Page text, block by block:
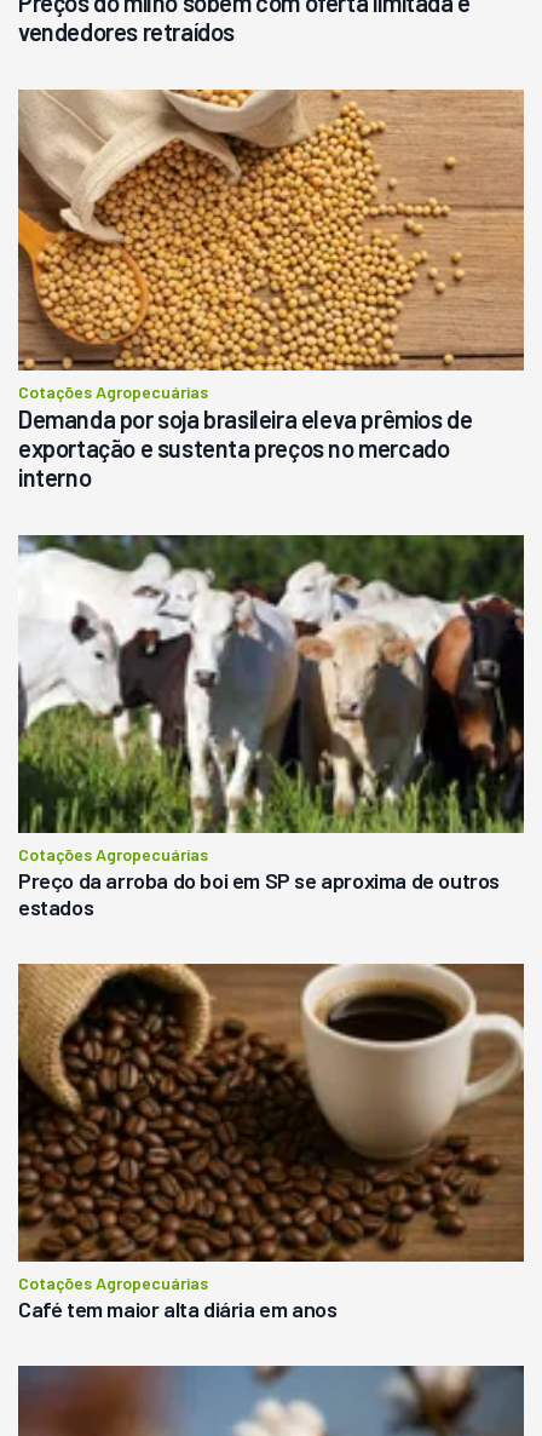
vendedores retraídos
Cotações Agropecuárias
Demanda por soja brasileira eleva prêmios de
exportação e sustenta preços no mercado
interno
Cotações Agropecuárias
Preço da arroba do boi em SP se aproxima de outros
estados
Cotações Agropecuárias
Café tem maior alta diária em anos